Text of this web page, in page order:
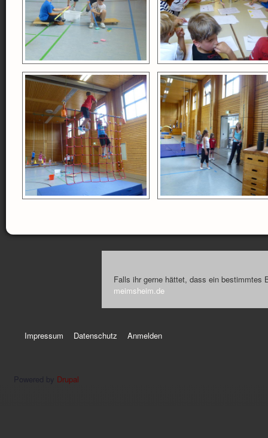
Falls ihr gerne hättet, dass ein
meimsheim.de
Impressum Datenschutz Anmelden
Drupal